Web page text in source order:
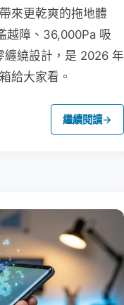
來更乾爽的拖地體
越障、36,000Pa 吸
纏繞設計，是 2026 年
給大家看。
繼續閱讀→